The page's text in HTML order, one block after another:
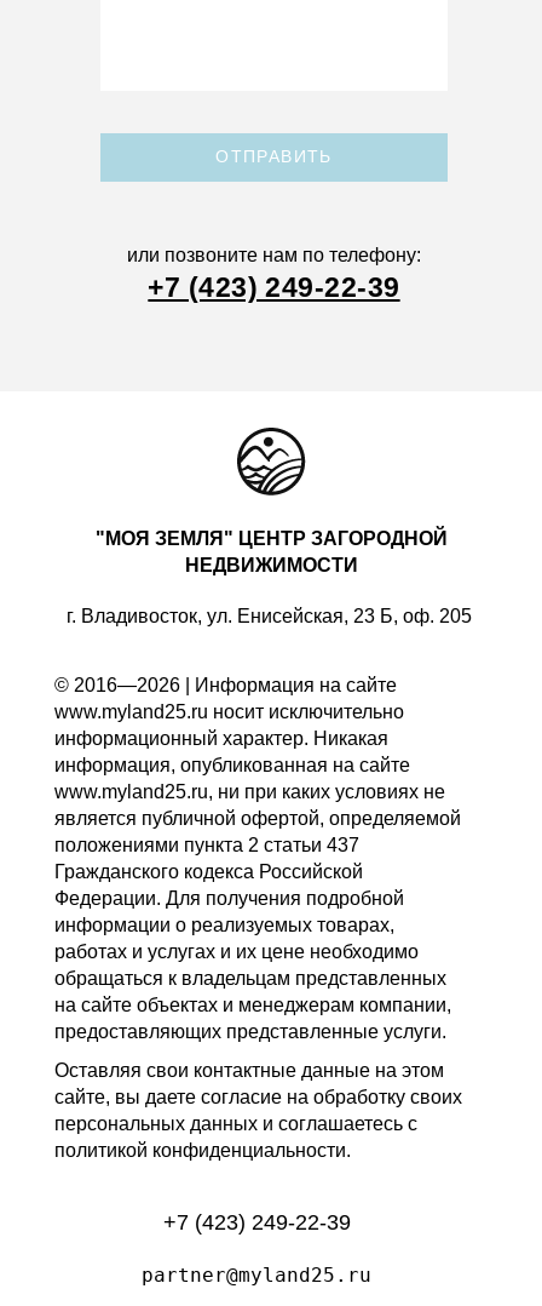
ОТПРАВИТЬ
или позвоните нам по телефону:
+7 (423) 249-22-39
"МОЯ ЗЕМЛЯ" ЦЕНТР ЗАГОРОДНОЙ
НЕДВИЖИМОСТИ
г. Владивосток, ул. Енисейская, 23 Б, оф. 205
© 2016—2026 | Информация на сайте
www.myland25.ru носит исключительно
информационный характер. Никакая
информация, опубликованная на сайте
www.myland25.ru, ни при каких условиях не
является публичной офертой, определяемой
положениями пункта 2 статьи 437
Гражданского кодекса Российской
Федерации. Для получения подробной
информации о реализуемых товарах,
работах и услугах и их цене необходимо
обращаться к владельцам представленных
на сайте объектах и менеджерам компании,
предоставляющих представленные услуги.
Оставляя свои контактные данные на этом
сайте, вы даете согласие на обработку своих
персональных данных и соглашаетесь с
политикой конфиденциальности.
+7 (423) 249-22-39
partner@myland25.ru